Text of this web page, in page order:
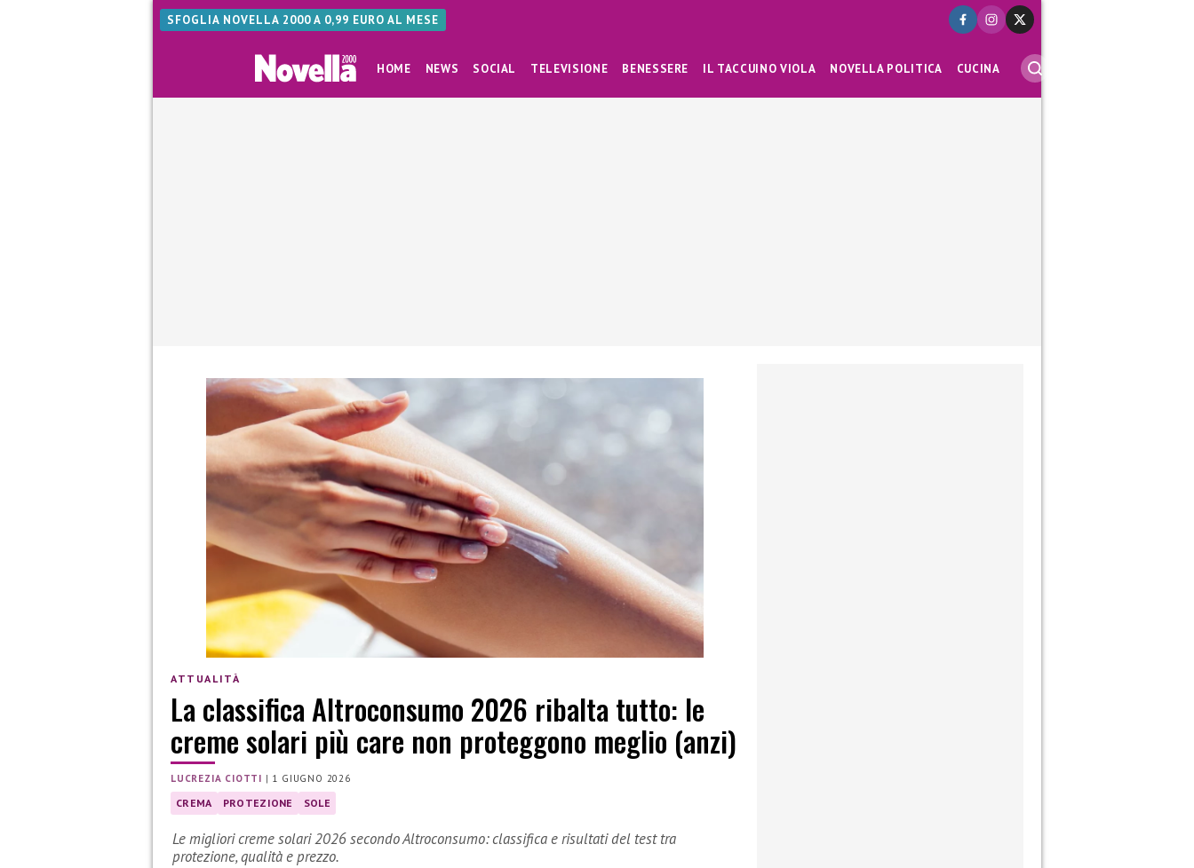
SFOGLIA NOVELLA 2000 A 0,99 EURO AL MESE
HOME NEWS SOCIAL TELEVISIONE BENESSERE IL TACCUINO VIOLA NOVELLA POLITICA CUCINA
ATTUALITÀ
La classifica Altroconsumo 2026 ribalta tutto: le
creme solari più care non proteggono meglio (anzi)
LUCREZIA CIOTTI | 1 GIUGNO 2026
CREMA PROTEZIONE SOLE
Le migliori creme solari 2026 secondo Altroconsumo: classifica e risultati del test tra
protezione, qualità e prezzo.